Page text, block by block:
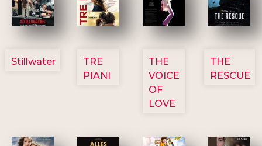
3123
Stillwater
3129
TRE
PIANI
3135
THE
VOICE
OF
LOVE
3148
THE
RESCUE